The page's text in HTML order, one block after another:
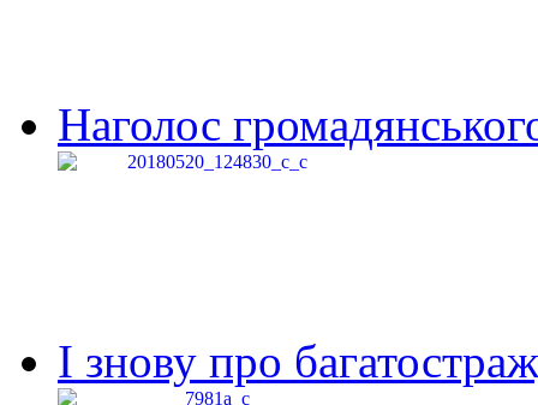
Наголос
І знову про